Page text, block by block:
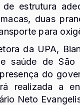
de estrutura
duas
para
da UPA,
saúde de
do
realizada a
Neto